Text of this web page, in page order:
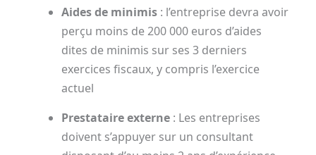
Aides de minimis: l’entreprise devra avoir
perçu moins de 200 000 euros d’aides
dites de minimis sur ses 3 derniers
exercices fiscaux, y compris l’exercice
actuel
Prestataire externe: Les entreprises
doivent s’appuyer sur un consultant